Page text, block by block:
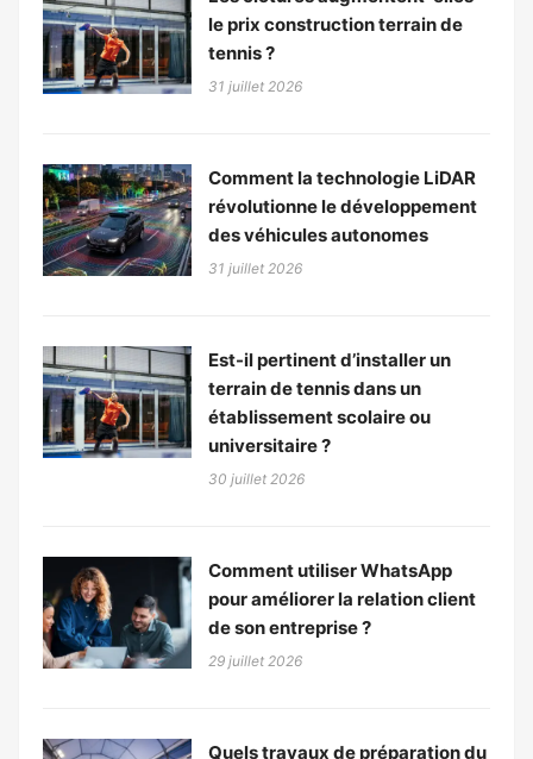
le prix construction terrain de
tennis ?
31 juillet 2026
Comment la technologie LiDAR
révolutionne le développement
des véhicules autonomes
31 juillet 2026
Est-il pertinent d’installer un
terrain de tennis dans un
établissement scolaire ou
universitaire ?
30 juillet 2026
Comment utiliser WhatsApp
pour améliorer la relation client
de son entreprise ?
29 juillet 2026
Quels travaux de préparation du